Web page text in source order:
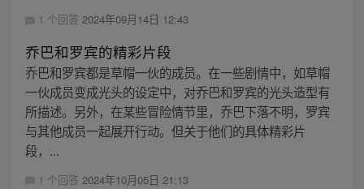
1 个回答 2024年09月14日 12:43
乔巴和罗宾的精彩片段
乔巴和罗宾都是草帽一伙的成员。在一些剧情中，如草帽
一伙成员变成光头的设定中，对乔巴和罗宾的光头造型有
所描述。另外，在某些冒险情节里，乔巴下落不明，罗宾
与其他成员一起展开行动。但关于他们的具体精彩片
段，...
1 个回答 2024年10月05日 21:13